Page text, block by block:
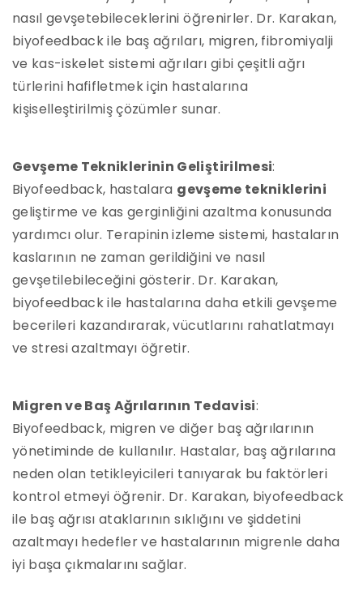
nasıl gevşetebileceklerini öğrenirler. Dr. Karakan,
biyofeedback ile baş ağrıları, migren, fibromiyalji
ve kas-iskelet sistemi ağrıları gibi çeşitli ağrı
türlerini hafifletmek için hastalarına
kişiselleştirilmiş çözümler sunar.
Gevşeme Tekniklerinin Geliştirilmesi:
Biyofeedback, hastalara gevşeme tekniklerini
geliştirme ve kas gerginliğini azaltma konusunda
yardımcı olur. Terapinin izleme sistemi, hastaların
kaslarının ne zaman gerildiğini ve nasıl
gevşetilebileceğini gösterir. Dr. Karakan,
biyofeedback ile hastalarına daha etkili gevşeme
becerileri kazandırarak, vücutlarını rahatlatmayı
ve stresi azaltmayı öğretir.
Migren ve Baş Ağrılarının Tedavisi:
Biyofeedback, migren ve diğer baş ağrılarının
yönetiminde de kullanılır. Hastalar, baş ağrılarına
neden olan tetikleyicileri tanıyarak bu faktörleri
kontrol etmeyi öğrenir. Dr. Karakan, biyofeedback
ile baş ağrısı ataklarının sıklığını ve şiddetini
azaltmayı hedefler ve hastalarının migrenle daha
iyi başa çıkmalarını sağlar.